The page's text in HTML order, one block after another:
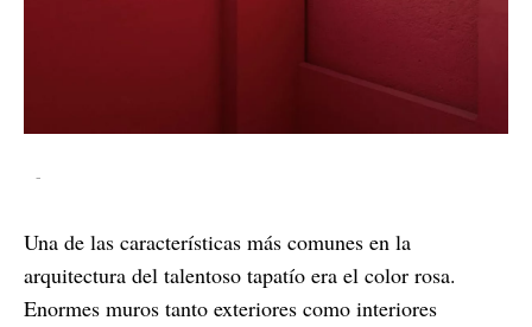
-
Una de las características más comunes en la
arquitectura del talentoso tapatío era el color rosa.
Enormes muros tanto exteriores como interiores